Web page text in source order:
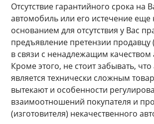
Отсутствие гарантийного срока на
автомобиль или его истечение еще
основанием для отсутствия у Вас
предъявление претензии продавцу
в связи с ненадлежащим качеством
Кроме этого, не стоит забывать,
является технически сложным
вытекают и особенности
взаимоотношений покупателя и
(изготовителя) некачественного